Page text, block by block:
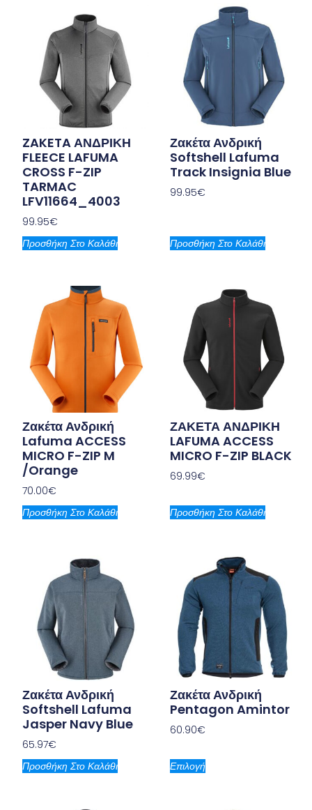
ZAKETA ΑΝΔΡΙΚΗ
FLEECE LAFUMA
CROSS F-ZIP
TARMAC
LFV11664_4003
99.95€
Προσθήκη Στο Καλάθι
Ζακέτα Ανδρική
Softshell Lafuma
Track Insignia Blue
99.95€
Προσθήκη Στο Καλάθι
Ζακέτα Ανδρική
Lafuma ACCESS
MICRO F-ZIP M
/Orange
70.00€
Προσθήκη Στο Καλάθι
ΖΑΚΕΤΑ ΑΝΔΡΙΚΗ
LAFUMA ACCESS
MICRO F-ZIP BLACK
69.99€
Προσθήκη Στο Καλάθι
Ζακέτα Ανδρική
Softshell Lafuma
Jasper Navy Blue
65.97€
Προσθήκη Στο Καλάθι
Ζακέτα Ανδρική
Pentagon Amintor
60.90€
Επιλογή